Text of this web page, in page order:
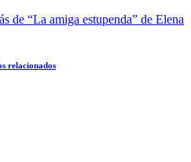
de “La amiga estupenda” de Elena
relacionados